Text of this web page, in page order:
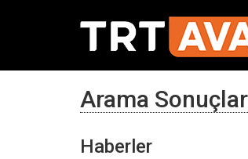
Arama
Haberler